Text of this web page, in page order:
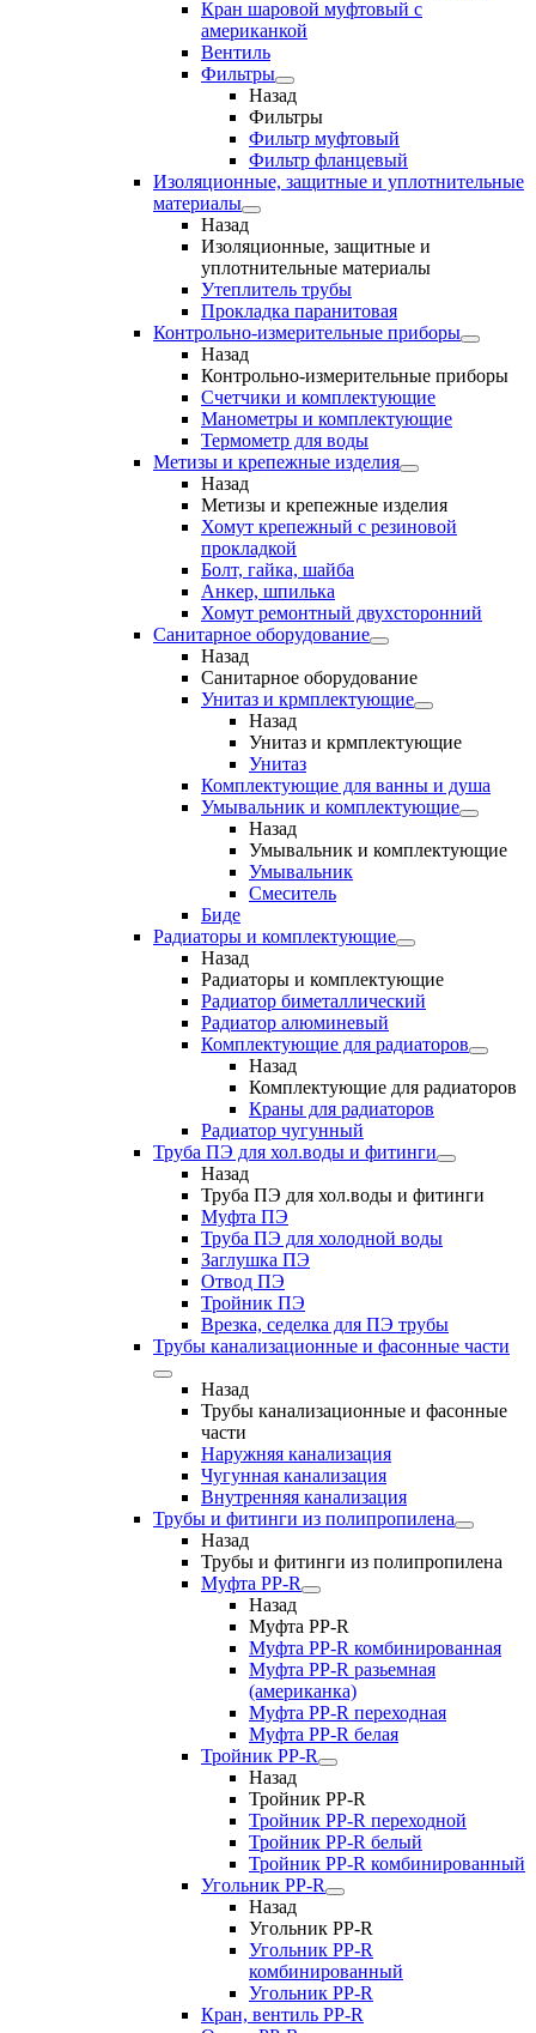
Кран шаровой муфтовый с
американкой
Вентиль
Фильтры
Назад
Фильтры
Фильтр муфтовый
Фильтр фланцевый
Изоляционные, защитные и уплотнительные
материалы
Назад
Изоляционные, защитные и
уплотнительные материалы
Утеплитель трубы
Прокладка паранитовая
Контрольно-измерительные приборы
Назад
Контрольно-измерительные приборы
Счетчики и комплектующие
Манометры и комплектующие
Термометр для воды
Метизы и крепежные изделия
Назад
Метизы и крепежные изделия
Хомут крепежный с резиновой
прокладкой
Болт, гайка, шайба
Анкер, шпилька
Хомут ремонтный двухсторонний
Санитарное оборудование
Назад
Санитарное оборудование
Унитаз и крмплектующие
Назад
Унитаз и крмплектующие
Унитаз
Комплектующие для ванны и душа
Умывальник и комплектующие
Назад
Умывальник и комплектующие
Умывальник
Смеситель
Биде
Радиаторы и комплектующие
Назад
Радиаторы и комплектующие
Радиатор биметаллический
Радиатор алюминевый
Комплектующие для радиаторов
Назад
Комплектующие для радиаторов
Краны для радиаторов
Радиатор чугунный
Труба ПЭ для хол.воды и фитинги
Назад
Труба ПЭ для хол.воды и фитинги
Муфта ПЭ
Труба ПЭ для холодной воды
Заглушка ПЭ
Отвод ПЭ
Тройник ПЭ
Врезка, седелка для ПЭ трубы
Трубы канализационные и фасонные части
Назад
Трубы канализационные и фасонные
части
Наружняя канализация
Чугунная канализация
Внутренняя канализация
Трубы и фитинги из полипропилена
Назад
Трубы и фитинги из полипропилена
Муфта PP-R
Назад
Муфта PP-R
Муфта РР-R комбинированная
Муфта РР-R разьемная
(американка)
Муфта РР-R переходная
Муфта РР-R белая
Тройник PP-R
Назад
Тройник PP-R
Тройник РР-R переходной
Тройник РР-R белый
Тройник РР-R комбинированный
Угольник PP-R
Назад
Угольник PP-R
Угольник РР-R
комбинированный
Угольник РР-R
Кран, вентиль PP-R